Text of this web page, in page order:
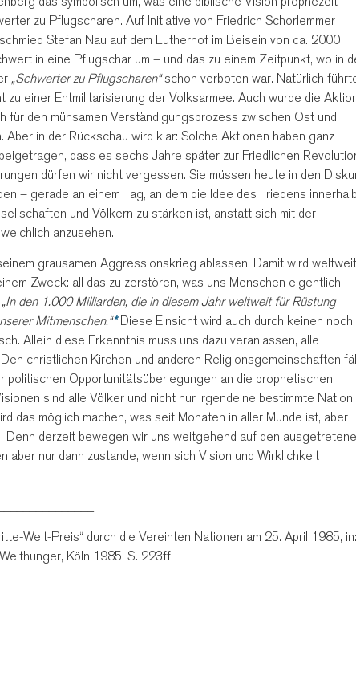
zu Pflugscharen. Auf Initiative von Friedrich Schorlemmer
Stefan Nau auf dem Lutherhof im Beisein von ca. 2000
in eine Pflugschar um – und das zu einem Zeitpunkt, wo in
„Schwerter zu Pflugscharen“schon verboten war. Natürlich
zu einer Entmilitarisierung der Volksarmee. Auch wurde die
für den mühsamen Verständigungsprozess zwischen Ost und
Aber in der Rückschau wird klar: Solche Aktionen haben ganz
dass es sechs Jahre später zur Friedlichen
dürfen wir nicht vergessen. Sie müssen heute in den
– gerade an einem Tag, an dem die Idee des Friedens innerhalb
und Völkern zu stärken ist, anstatt sich mit der
anzusehen.
grausamen Aggressionskrieg ablassen. Damit wird weltweit
Zweck: all das zu zerstören, was uns Menschen eigentlich
„In den 1.000 Milliarden, die in diesem Jahr weltweit für Rüstung
Mitmenschen.“*Diese Einsicht wird auch durch keinen noch
Allein diese Erkenntnis muss uns dazu veranlassen, alle
christlichen Kirchen und anderen Religionsgemeinschaften
politischen Opportunitätsüberlegungen an die prophetischen
sind alle Völker und nicht nur irgendeine bestimmte Nation
das möglich machen, was seit Monaten in aller Munde ist, aber
derzeit bewegen wir uns weitgehend auf den
nur dann zustande, wenn sich Vision und Wirklichkeit
Welt-Preis“ durch die Vereinten Nationen am 25. April 1985, in:
Köln 1985, S. 223ff